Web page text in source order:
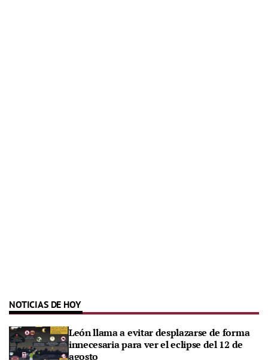
NOTICIAS DE HOY
León llama a evitar desplazarse de forma
innecesaria para ver el eclipse del 12 de
agosto